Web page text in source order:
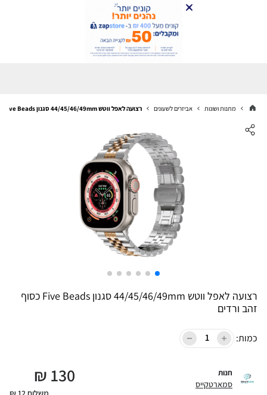
מתנות ושונות אביזרים לשעונים רצועה לאפל ווטש 44/45/46/49mm סגנון Five Beads כסוף זהב ורדים
רצועה לאפל ווטש 44/45/46/49mm סגנון Five Beads כסוף
זהב ורדים
כמות:
חנות
סמארטקייס
130
₪